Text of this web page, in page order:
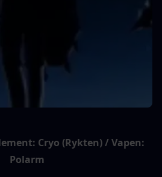
Cryo (Rykten) / Vapen:
Polarm